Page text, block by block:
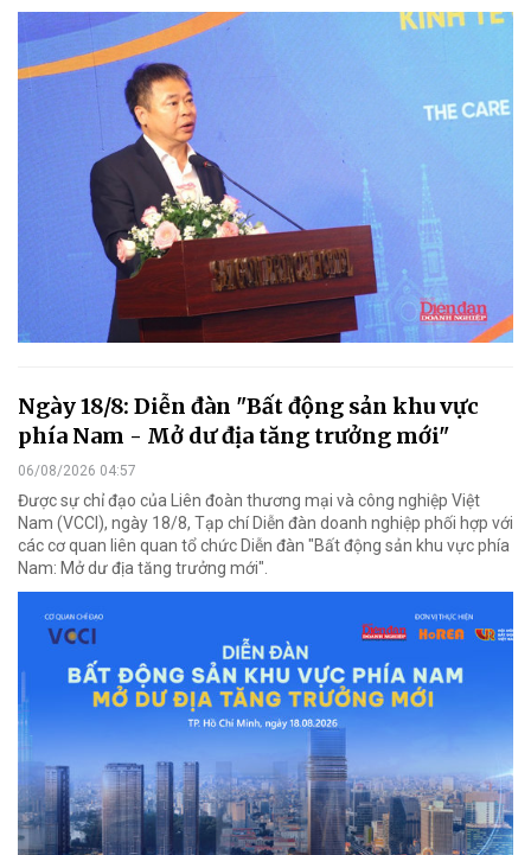
Ngày 18/8: Diễn đàn "Bất động sản khu vực
phía Nam - Mở dư địa tăng trưởng mới"
06/08/2026 04:57
Được sự chỉ đạo của Liên đoàn thương mại và công nghiệp Việt
Nam (VCCI), ngày 18/8, Tạp chí Diễn đàn doanh nghiệp phối hợp với
các cơ quan liên quan tổ chức Diễn đàn "Bất động sản khu vực phía
Nam: Mở dư địa tăng trưởng mới".